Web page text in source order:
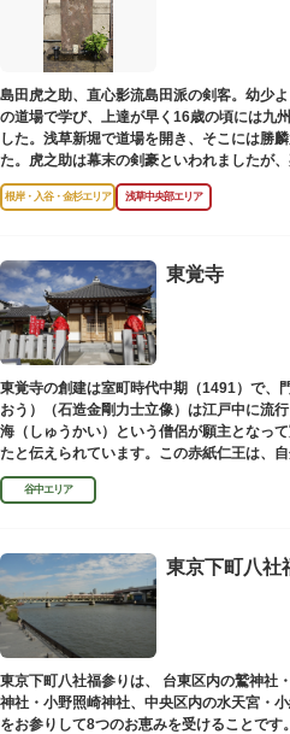
島田虎之助、直心影流島田派の剣客。幼少
の道場で学び、上達が早く16歳の頃には九
した。浅草新堀で道場を開き、そこには勝
た。虎之助は幕末の剣豪といわれましたが
た。お墓は正定寺（しょうじょうじ）にあり
根岸・入谷・金杉エリア 浅草中央部エリア
東覚寺
東覚寺の創建は室町時代中期（1491）で、
おう）（石造金剛力士立像）は江戸中に流
海（しゅうかい）という僧侶が願主となっ
たと伝えられています。この赤紙仁王は、
ば、仁王像の同じところに赤紙を貼ると病
谷中エリア
東京下町八社
東京下町八社福参りは、 台東区内の鷲神社
神社・小野照崎神社、中央区内の水天宮・
をお参りして8つのお恵みを受けることで